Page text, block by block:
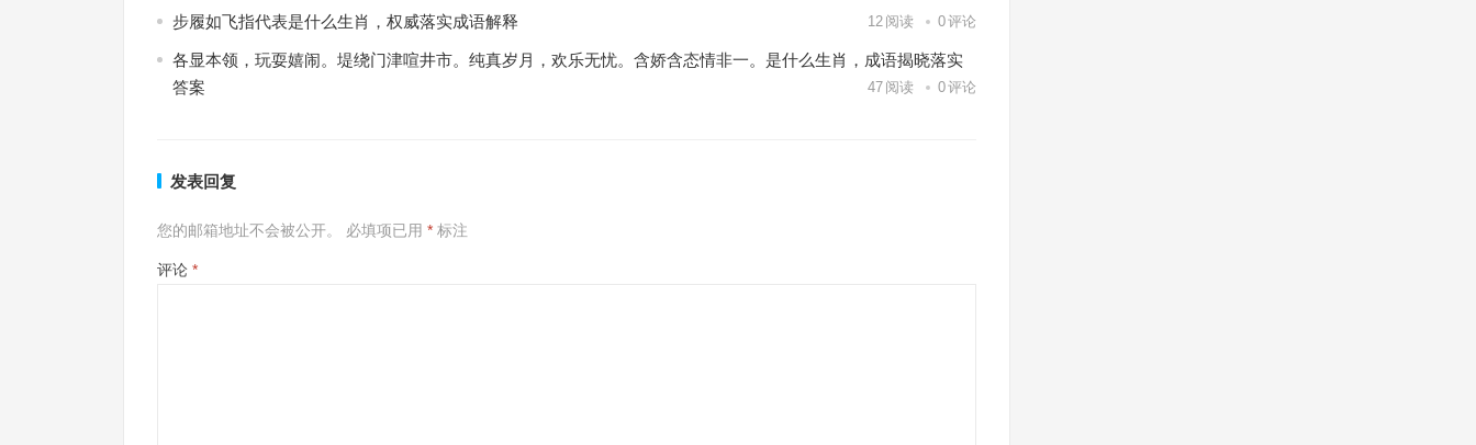
步履如飞指代表是什么生肖，权威落实成语解释 12 阅读 0评论
各显本领，玩耍嬉闹。堤绕门津喧井市。纯真岁月，欢乐无忧。含娇含态情非一。是什么生肖，成语揭晓落实
答案
47 阅读 0评论
发表回复
您的邮箱地址不会被公开。 必填项已用 * 标注
评论 *